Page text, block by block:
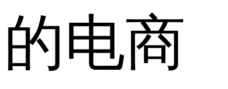
的电商